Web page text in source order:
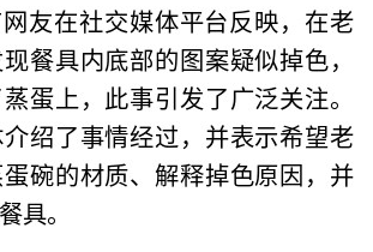
友在社交媒体平台反映，在老
餐具内底部的图案疑似掉色，
蛋上，此事引发了广泛关注。
绍了事情经过，并表示希望老
碗的材质、解释掉色原因，并
具。